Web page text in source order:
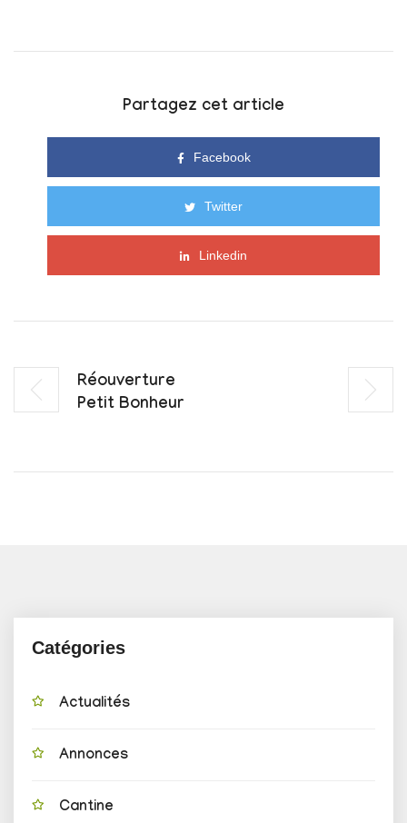
Partagez cet article
Facebook
Twitter
Linkedin
Réouverture
Petit Bonheur
Catégories
Actualités
Annonces
Cantine